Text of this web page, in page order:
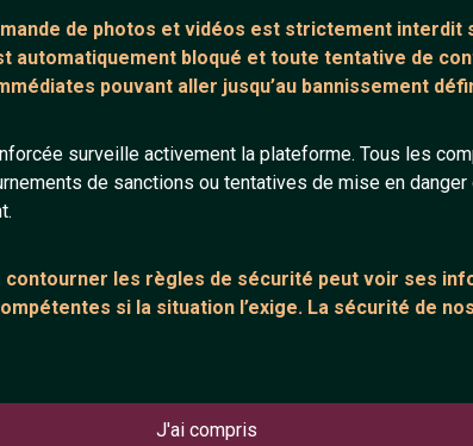
de photos et vidéos est strictement interdit
automatiquement bloqué et toute tentative de
pouvant aller jusqu’au bannissement
surveille activement la plateforme. Tous les
de sanctions ou tentatives de mise en danger
les règles de sécurité peut voir ses
si la situation l’exige. La sécurité de
J'ai compris
tentation ac zik La dame de Haute-Savoie
EssentiELLE